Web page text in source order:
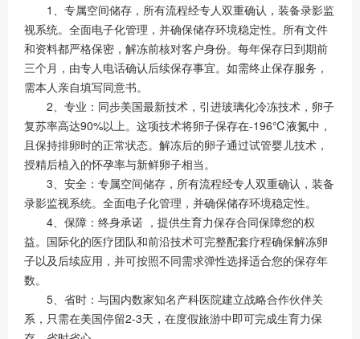
1、专属空间储存，所有流程经专人双重确认，装备录影监
视系统。全面电子化管理，并确保储存环境稳定性。所有文件
和资料都严格保密，解冻前核对客户身份。每年保存日到期前
三个月，由专人电话确认后续保存事宜。如需终止保存服务，
需本人亲自填写同意书。
2、专业：同步美国最新技术，引进玻璃化冷冻技术，卵子
复苏率高达90%以上。这项技术将卵子保存在-196℃液氮中，
且保持排卵时的正常状态。解冻后的卵子通过试管婴儿技术，
授精后植入的怀孕率与新鲜卵子相当。
3、安全：专属空间储存，所有流程经专人双重确认，装备
录影监视系统。全面电子化管理，并确保储存环境稳定性。
4、保障：终身承诺 ，提供生育力保存合同保障您的权
益。国际化的医疗团队和前沿技术可完整配套疗程确保解冻卵
子以及后续应用，并可按照不同需求弹性选择适合您的保存年
数。
5、省时：与国内数家知名产科医院建立战略合作伙伴关
系，只需在美国停留2-3天，在度假旅游中即可完成生育力保